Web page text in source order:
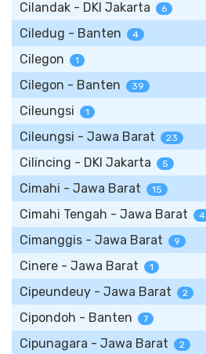
Cilandak - DKI Jakarta 6
Ciledug - Banten 4
Cilegon 1
Cilegon - Banten 39
Cileungsi 1
Cileungsi - Jawa Barat 23
Cilincing - DKI Jakarta 5
Cimahi - Jawa Barat 15
Cimahi Tengah - Jawa Barat 4
Cimanggis - Jawa Barat 9
Cinere - Jawa Barat 1
Cipeundeuy - Jawa Barat 2
Cipondoh - Banten 7
Cipunagara - Jawa Barat 2